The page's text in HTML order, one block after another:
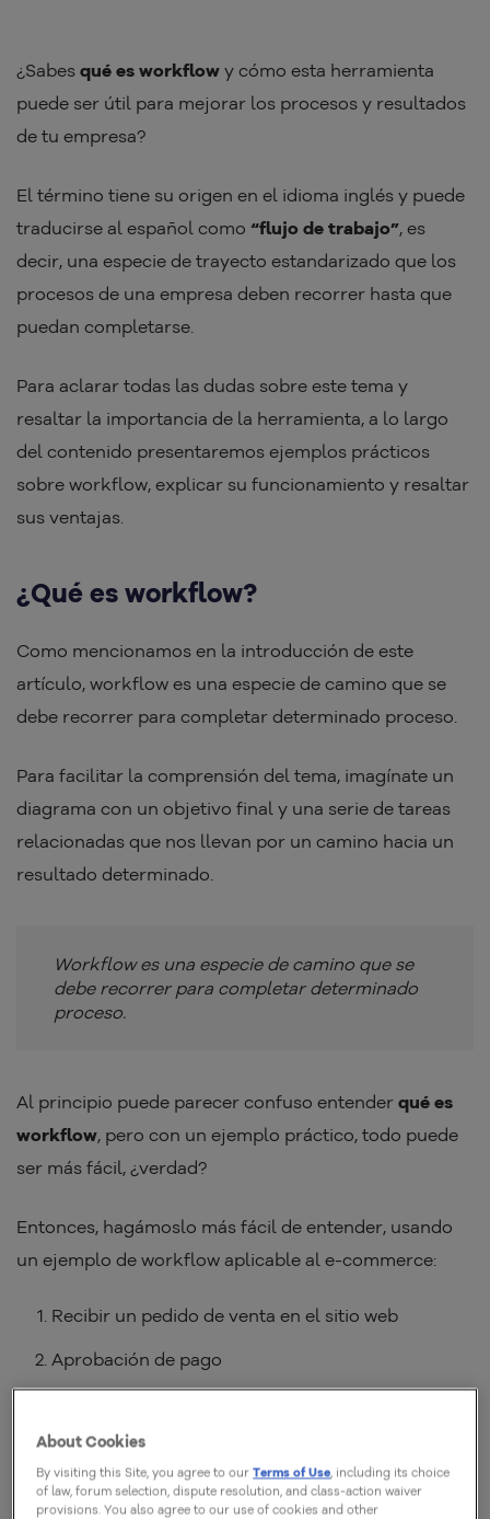
¿Sabes qué es workflow y cómo esta herramienta
puede ser útil para mejorar los procesos y resultados
de tu empresa?
El término tiene su origen en el idioma inglés y puede
traducirse al español como “flujo de trabajo”, es
decir, una especie de trayecto estandarizado que los
procesos de una empresa deben recorrer hasta que
puedan completarse.
Para aclarar todas las dudas sobre este tema y
resaltar la importancia de la herramienta, a lo largo
del contenido presentaremos ejemplos prácticos
sobre workflow, explicar su funcionamiento y resaltar
sus ventajas.
¿Qué es workflow?
Como mencionamos en la introducción de este
artículo, workflow es una especie de camino que se
debe recorrer para completar determinado proceso.
Para facilitar la comprensión del tema, imagínate un
diagrama con un objetivo final y una serie de tareas
relacionadas que nos llevan por un camino hacia un
resultado determinado.
Workflow es una especie de camino que se
debe recorrer para completar determinado
proceso.
Al principio puede parecer confuso entender qué es
workflow, pero con un ejemplo práctico, todo puede
ser más fácil, ¿verdad?
Entonces, hagámoslo más fácil de entender, usando
un ejemplo de workflow aplicable al e-commerce:
Recibir un pedido de venta en el sitio web
Aprobación de pago
Separación y envasado de productos
Entrega del producto al transportista
About Cookies
By visiting this Site, you agree to ourTerms of Use, including its choice
of law, forum selection, dispute resolution, and class-action waiver
provisions. You also agree to our use of cookies and other